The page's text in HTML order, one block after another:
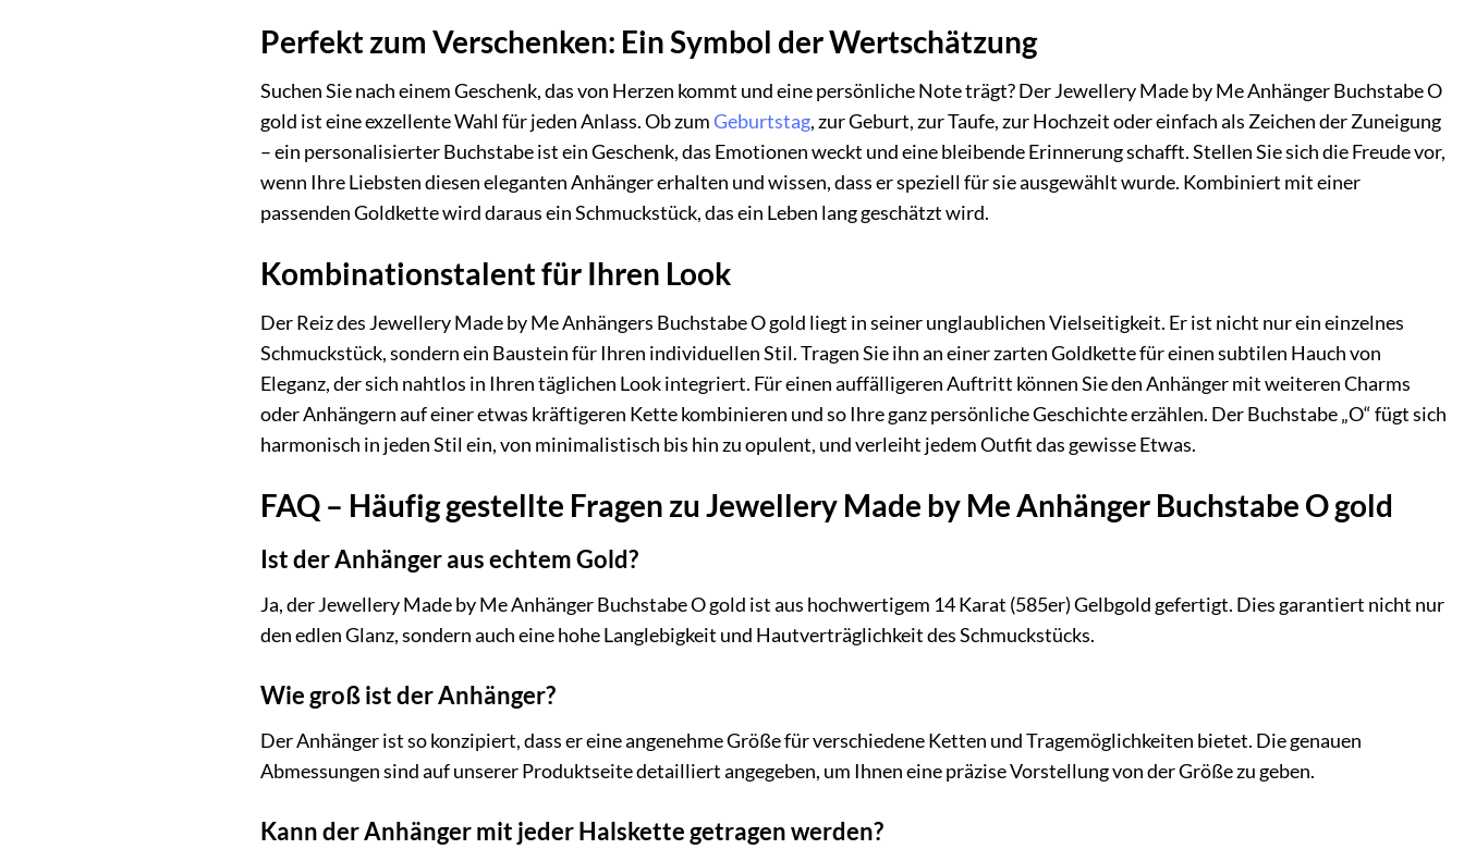
Perfekt zum Verschenken: Ein Symbol der Wertschätzung
Suchen Sie nach einem Geschenk, das von Herzen kommt und eine persönliche Note trägt? Der Jewellery Made by Me Anhänger Buchstabe O
gold ist eine exzellente Wahl für jeden Anlass. Ob zumGeburtstag, zur Geburt, zur Taufe, zur Hochzeit oder einfach als Zeichen der Zuneigung
– ein personalisierter Buchstabe ist ein Geschenk, das Emotionen weckt und eine bleibende Erinnerung schafft. Stellen Sie sich die Freude vor,
wenn Ihre Liebsten diesen eleganten Anhänger erhalten und wissen, dass er speziell für sie ausgewählt wurde. Kombiniert mit einer
passenden Goldkette wird daraus ein Schmuckstück, das ein Leben lang geschätzt wird.
Kombinationstalent für Ihren Look
Der Reiz des Jewellery Made by Me Anhängers Buchstabe O gold liegt in seiner unglaublichen Vielseitigkeit. Er ist nicht nur ein einzelnes
Schmuckstück, sondern ein Baustein für Ihren individuellen Stil. Tragen Sie ihn an einer zarten Goldkette für einen subtilen Hauch von
Eleganz, der sich nahtlos in Ihren täglichen Look integriert. Für einen auffälligeren Auftritt können Sie den Anhänger mit weiteren Charms
oder Anhängern auf einer etwas kräftigeren Kette kombinieren und so Ihre ganz persönliche Geschichte erzählen. Der Buchstabe „O“ fügt sich
harmonisch in jeden Stil ein, von minimalistisch bis hin zu opulent, und verleiht jedem Outfit das gewisse Etwas.
FAQ – Häufig gestellte Fragen zu Jewellery Made by Me Anhänger Buchstabe O gold
Ist der Anhänger aus echtem Gold?
Ja, der Jewellery Made by Me Anhänger Buchstabe O gold ist aus hochwertigem 14 Karat (585er) Gelbgold gefertigt. Dies garantiert nicht nur
den edlen Glanz, sondern auch eine hohe Langlebigkeit und Hautverträglichkeit des Schmuckstücks.
Wie groß ist der Anhänger?
Der Anhänger ist so konzipiert, dass er eine angenehme Größe für verschiedene Ketten und Tragemöglichkeiten bietet. Die genauen
Abmessungen sind auf unserer Produktseite detailliert angegeben, um Ihnen eine präzise Vorstellung von der Größe zu geben.
Kann der Anhänger mit jeder Halskette getragen werden?